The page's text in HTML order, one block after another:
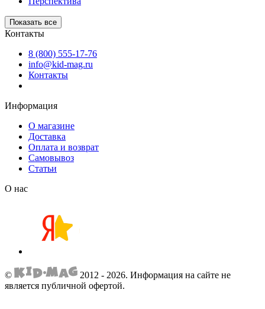
Показать все
Контакты
8 (800) 555-17-76
info@kid-mag.ru
Контакты
Информация
О магазине
Доставка
Оплата и возврат
Самовывоз
Статьи
О нас
© 2012 - 2026. Информация на сайте не
является публичной офертой.